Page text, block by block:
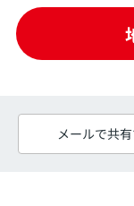
メールで共